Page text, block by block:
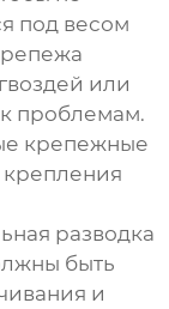
под весом
или
проблемам.
крепежные
разводка
быть
и